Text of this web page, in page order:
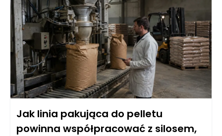
Jak linia pakująca do pelletu
powinna współpracować z silosem,